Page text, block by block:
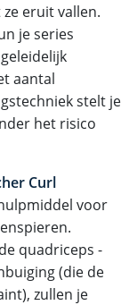
eruit vallen.
je series
aantal
stelt je
het risico
Curl
voor
quadriceps -
(die de
zullen je